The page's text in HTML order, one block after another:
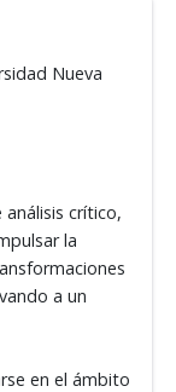
Nueva
crítico,
la
a un
en el ámbito